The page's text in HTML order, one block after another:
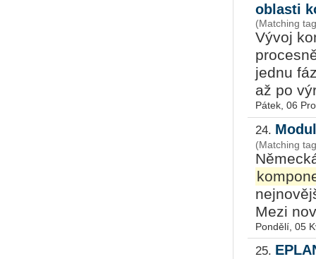
oblasti
(Matching
Vývoj
jednu
až po
Pátek, 06
24.
(Matching
Mezi
Pondělí, 05
25.